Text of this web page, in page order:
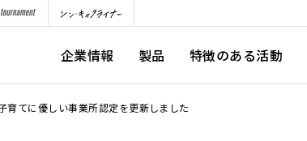
企業情報 製品 特徴のある活動
育てに優しい事業所認定を更新しました